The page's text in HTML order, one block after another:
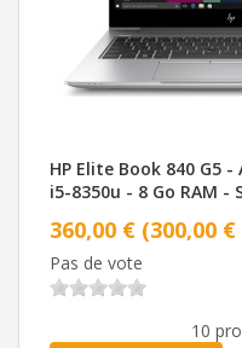
HP Elite Book 840 G5 -
i5-8350u - 8 Go RAM -
360,00 € (300,00
Pas de vote
10